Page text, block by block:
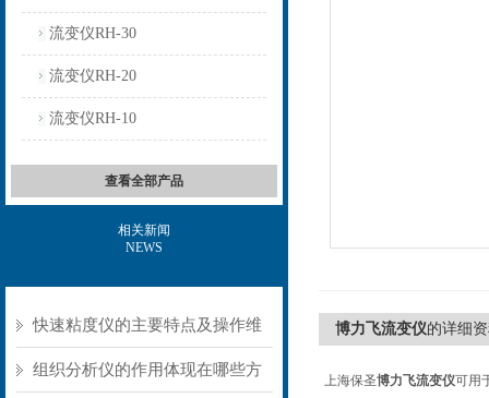
流变仪RH-30
流变仪RH-20
流变仪RH-10
查看全部产品
相关新闻
NEWS
快速粘度仪的主要特点及操作维
护方式
组织分析仪的作用体现在哪些方
博力飞流变仪的详细
上海保圣博力飞流变仪可用